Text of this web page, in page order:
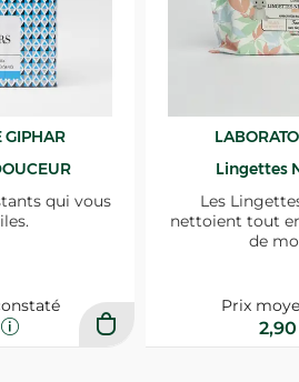
GIPHAR
qui vous
Lingettes
Les
nettoient tout
de
Prix